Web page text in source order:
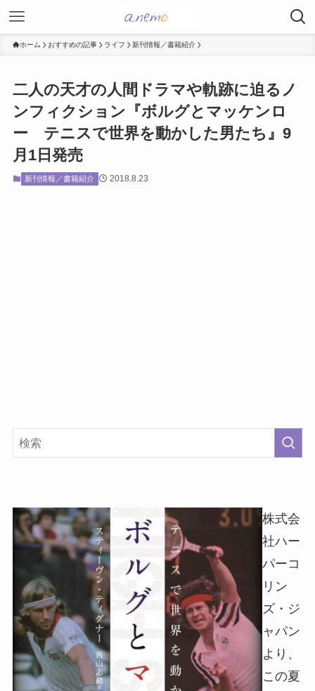
ホーム おすすめの記事 ライフ 新刊情報／書籍紹介
二人の天才の人間ドラマや軌跡に迫るノ
ンフィクション『ボルグとマッケンロ
ー テニスで世界を動かした男たち』9
月1日発売
新刊情報／書籍紹介 2018.8.23
株式会
社ハー
パーコ
リン
ズ・ジ
ャパン
より、
この夏